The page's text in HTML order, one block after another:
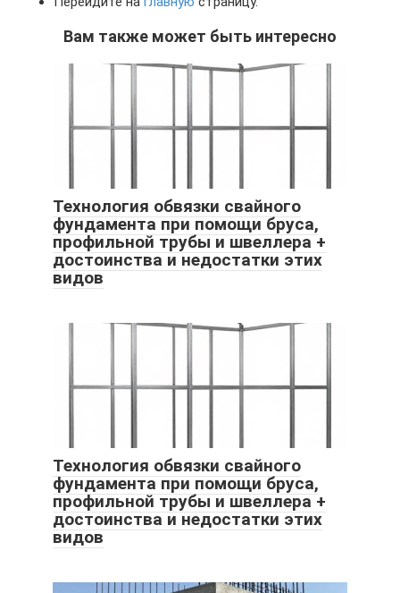
Вам также может быть интересно
Технология обвязки свайного
фундамента при помощи бруса,
профильной трубы и швеллера +
достоинства и недостатки этих
видов
Технология обвязки свайного
фундамента при помощи бруса,
профильной трубы и швеллера +
достоинства и недостатки этих
видов